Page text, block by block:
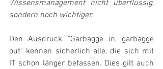
Wissensmanagement nicht überflüssig,
sondern noch wichtiger.
Den Ausdruck "Garbagge in, garbagge
out" kennen sicherlich alle, die sich mit
IT schon länger befassen. Dies gilt auch